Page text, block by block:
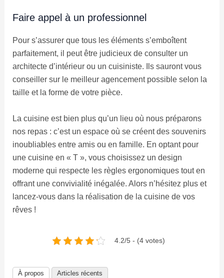
Faire appel à un professionnel
Pour s’assurer que tous les éléments s’emboîtent
parfaitement, il peut être judicieux de consulter un
architecte d’intérieur ou un cuisiniste. Ils sauront vous
conseiller sur le meilleur agencement possible selon la
taille et la forme de votre pièce.
La cuisine est bien plus qu’un lieu où nous préparons
nos repas : c’est un espace où se créent des souvenirs
inoubliables entre amis ou en famille. En optant pour
une cuisine en « T », vous choisissez un design
moderne qui respecte les règles ergonomiques tout en
offrant une convivialité inégalée. Alors n’hésitez plus et
lancez-vous dans la réalisation de la cuisine de vos
rêves !
4.2/5 - (4 votes)
À propos Articles récents